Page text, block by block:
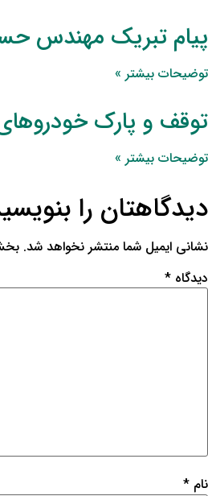
پیام تبریک مهندس
توضیحات بیشتر »
توقف و پارک
توضیحات بیشتر »
دیدگاهتان را
نشانی ایمیل شما منتشر نخواهد شد.
دیدگاه *
نام *